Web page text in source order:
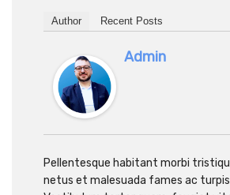
Author Recent Posts
Admin
Pellentesque habitant morbi
netus et malesuada fames ac